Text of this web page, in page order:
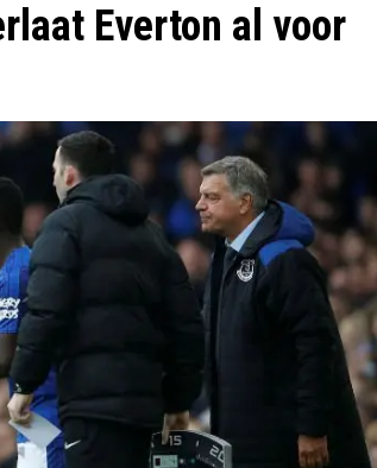
Everton al voor